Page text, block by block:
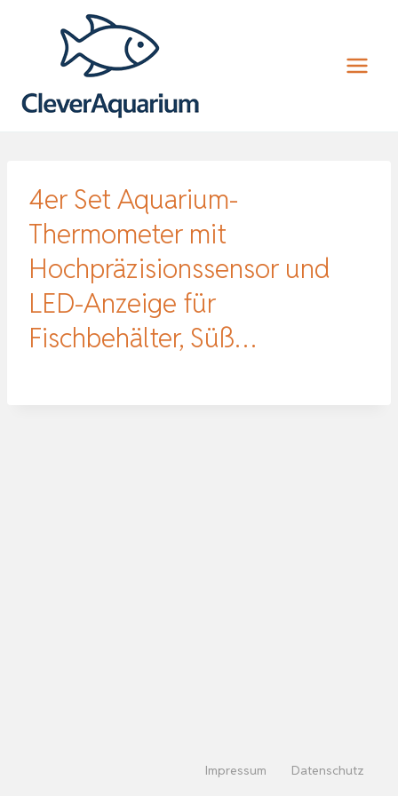
4er Set Aquarium-
Thermometer mit
Hochpräzisionssensor und
LED-Anzeige für
Fischbehälter, Süß…
Impressum Datenschutz